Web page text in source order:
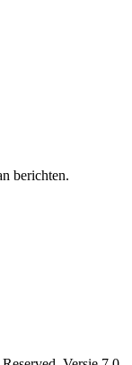
berichten.